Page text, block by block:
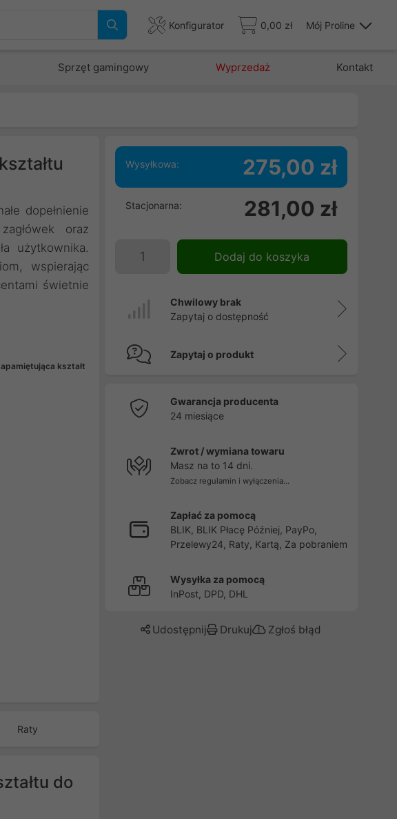
Konfigurator 0,00 zł Mój Proline
Sprzęt gamingowy Wyprzedaż Kontakt
dopełnienie
oraz
użytkownika.
wspierając
świetnie
kształt
Raty
do
Wysyłkowa: 275,00 zł
Stacjonarna: 281,00 zł
Dodaj do koszyka
Chwilowy brak
Zapytaj o dostępność
Zapytaj o produkt
Gwarancja producenta
24 miesiące
Zwrot / wymiana towaru
Masz na to 14 dni.
Zobacz regulamin i wyłączenia...
Zapłać za pomocą
BLIK, BLIK Płacę Później, PayPo,
Przelewy24, Raty, Kartą, Za pobraniem
Wysyłka za pomocą
InPost, DPD, DHL
Udostępnij Drukuj Zgłoś błąd